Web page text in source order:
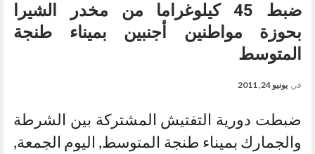
ضبط 45 كيلوغراما من مخدر الشيرا
بحوزة مواطنين أجنبين بميناء طنجة
المتوسط
في يونيو 24, 2011
ضبطت دورية التفتيش المشتركة بين الشرطة
والجمارك بميناء طنجة المتوسط, اليوم الجمعة,